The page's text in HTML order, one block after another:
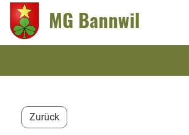
MG Bannwil
Zurück